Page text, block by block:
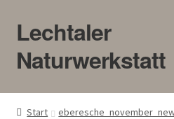
Zur
Navigation
springen
Zum
Inhalt
springen
Lechtaler
Naturwerkstatt
HOME
Start